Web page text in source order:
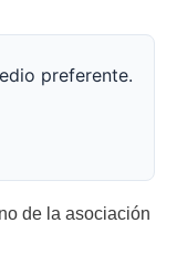
preferente.
de la asociación